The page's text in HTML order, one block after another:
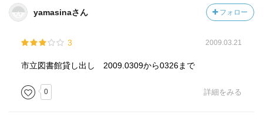
とはいってもやはりワークシェアは魅力的です。確かに正
サービス残業などの給与が支払われない部分を分け合えば
その部分で新たな雇用が生まれますし、もともと
員も労働時間が減るうえに給与も変わりません。
これがもっとも理想的な形かもしれません。
yamasinaさん フォロー
3 2009.03.21
市立図書館貸し出し 2009.0309から0326まで
0 詳細をみる